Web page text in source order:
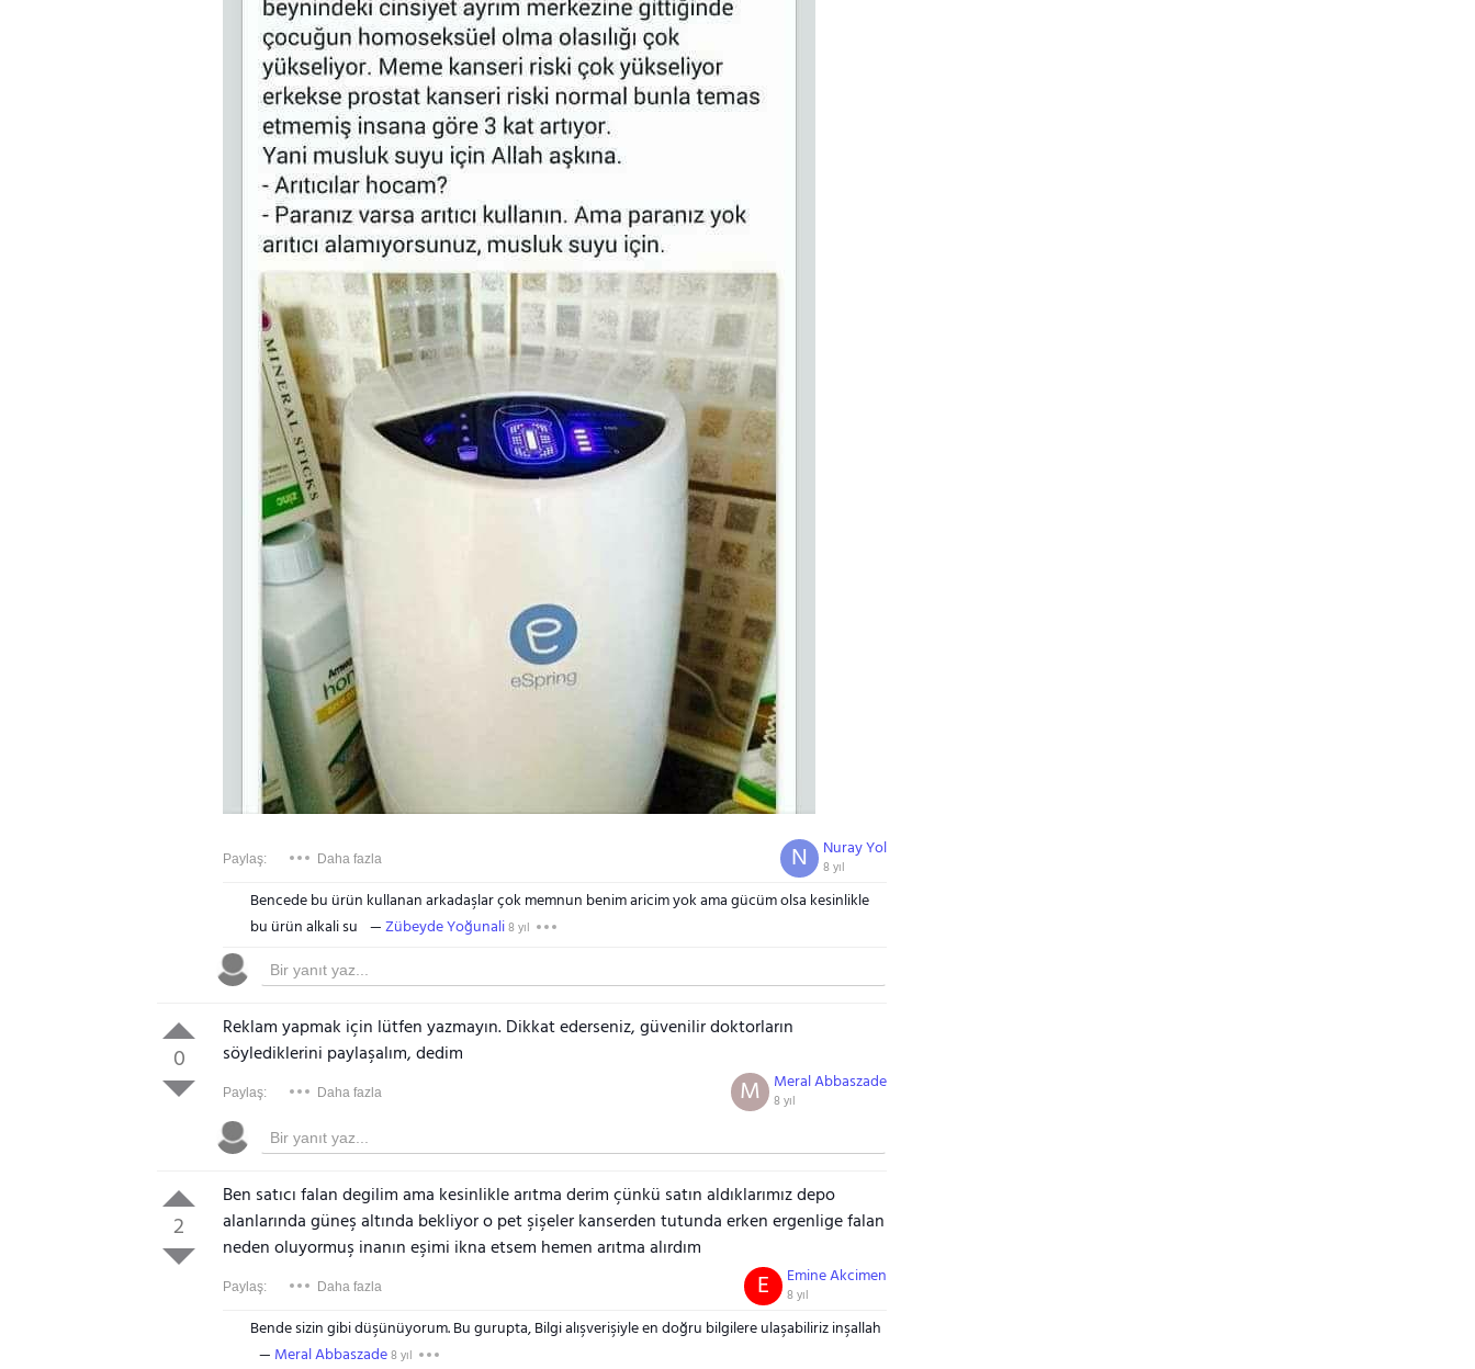
Paylaş: Daha fazla Nuray Yol
8 yıl
N
Bencede bu ürün kullanan arkadaşlar çok memnun benim aricim yok ama gücüm olsa kesinlikle
bu ürün alkali su
Zübeyde Yoğunali8 yıl
0
Reklam yapmak için lütfen yazmayın. Dikkat ederseniz, güvenilir doktorların
söylediklerini paylaşalım, dedim
Paylaş: Daha fazla Meral Abbaszade
8 yıl
M
2
Ben satıcı falan degilim ama kesinlikle arıtma derim çünkü satın aldıklarımız depo
alanlarında güneş altında bekliyor o pet şişeler kanserden tutunda erken ergenlige falan
neden oluyormuş inanın eşimi ikna etsem hemen arıtma alırdım
Paylaş: Daha fazla Emine Akcimen
8 yıl
E
Bende sizin gibi düşünüyorum. Bu gurupta, Bilgi alışverişiyle en doğru bilgilere ulaşabiliriz inşallah
Meral Abbaszade8 yıl